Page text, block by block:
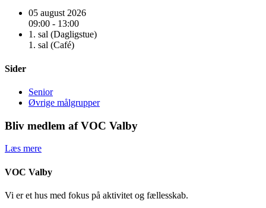
05 august 2026
09:00 - 13:00
1. sal (Dagligstue)
1. sal (Café)
Sider
Senior
Øvrige målgrupper
Bliv medlem af VOC Valby
Læs mere
VOC Valby
Vi er et hus med fokus på aktivitet og fællesskab.